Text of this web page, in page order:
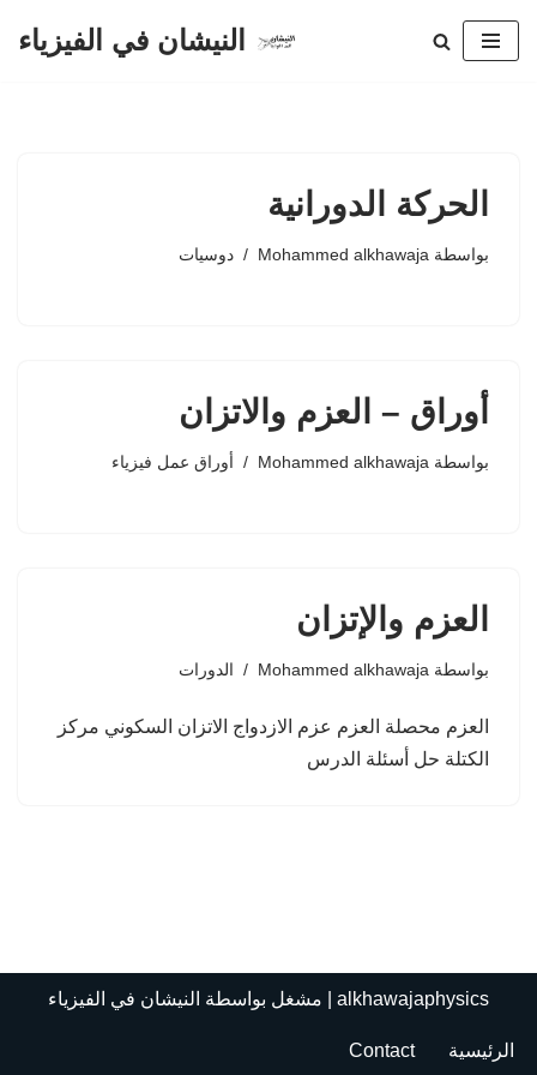
تخطى
النيشان في الفيزياء
الحركة الدورانية
بواسطة Mohammed alkhawaja دوسيات
أوراق – العزم والاتزان
بواسطة Mohammed alkhawaja أوراق عمل فيزياء
العزم والإتزان
بواسطة Mohammed alkhawaja الدورات
العزم محصلة العزم عزم الازدواج الاتزان السكوني مركز
الكتلة حل أسئلة الدرس
alkhawajaphysics | مشغل بواسطة النيشان في الفيزياء
الرئيسية Contact